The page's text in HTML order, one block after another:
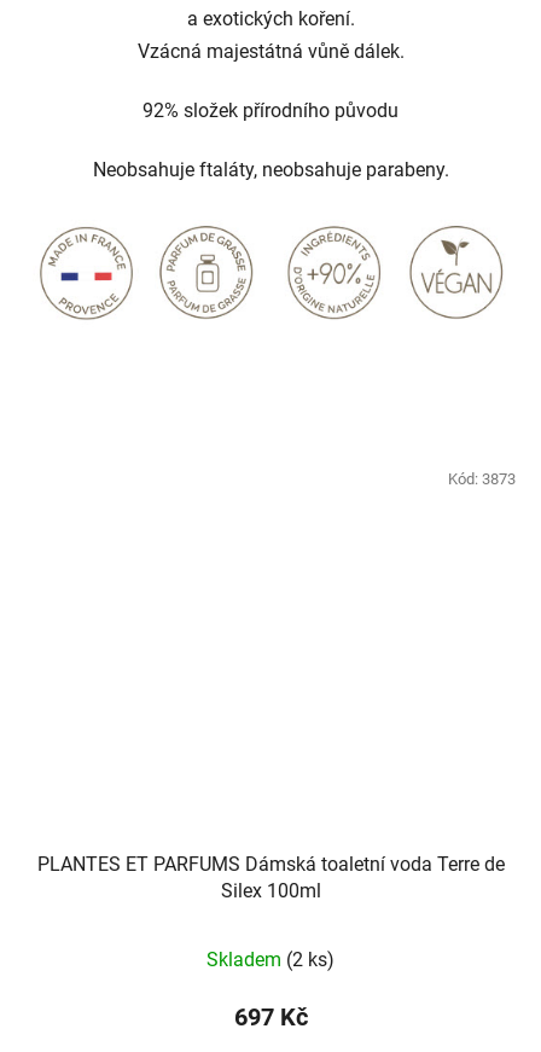
a exotických koření.
Vzácná majestátná vůně dálek.
92% složek přírodního původu
Neobsahuje ftaláty, neobsahuje parabeny.
PLANTES ET PARFUMS Dámská toaletní voda Terre de
Silex 100ml
Skladem (2 ks)
697 Kč
Kód: 3873